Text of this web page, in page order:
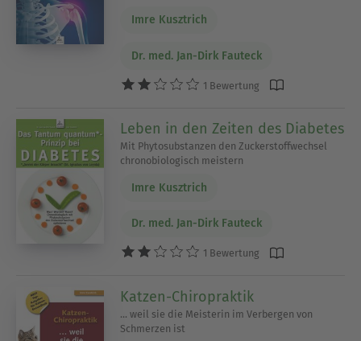
Imre Kusztrich
Dr. med. Jan-Dirk Fauteck
1 Bewertung
Leben in den Zeiten des Diabetes
Mit Phytosubstanzen den Zuckerstoffwechsel
chronobiologisch meistern
Imre Kusztrich
Dr. med. Jan-Dirk Fauteck
1 Bewertung
Katzen-Chiropraktik
... weil sie die Meisterin im Verbergen von
Schmerzen ist